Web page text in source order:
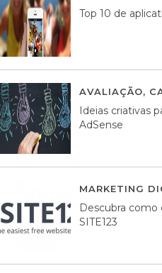
Top 10 de
AVALIAÇÃO,
Ideias criativas
AdSense
MARKETING
Descubra
SITE123